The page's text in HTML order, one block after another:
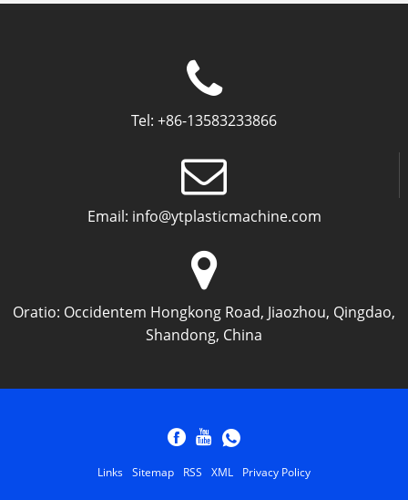
Tel: +86-13583233866
Email: info@ytplasticmachine.com
Oratio: Occidentem Hongkong Road, Jiaozhou, Qingdao,
Shandong, China
Links Sitemap RSS XML Privacy Policy